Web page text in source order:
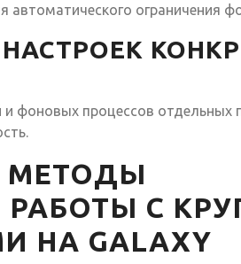
автоматического ограничения
и фоновых процессов отдельных
МЕТОДЫ
С
НА GALAXY